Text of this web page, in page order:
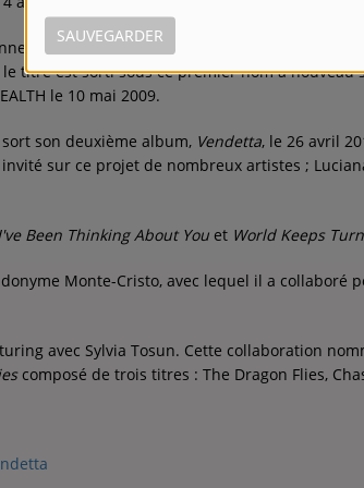
SAUVEGARDER
I Hope She Turns Around
titre est sorti sous ce premier nom à nouveau
le 10 mai 2009.
son deuxième album, Vendetta, le 26 avril
sur ce projet de nombreux artistes ;
Been Thinking About You et World Keeps
Monte-Cristo, avec lequel il a collaboré
avec Sylvia Tosun. Cette collaboration
composé de trois titres : The Dragon Flies,